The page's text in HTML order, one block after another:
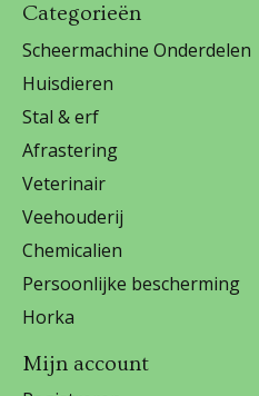
Categorieën
Scheermachine Onderdelen
Huisdieren
Stal & erf
Afrastering
Veterinair
Veehouderij
Chemicalien
Persoonlijke bescherming
Horka
Mijn account